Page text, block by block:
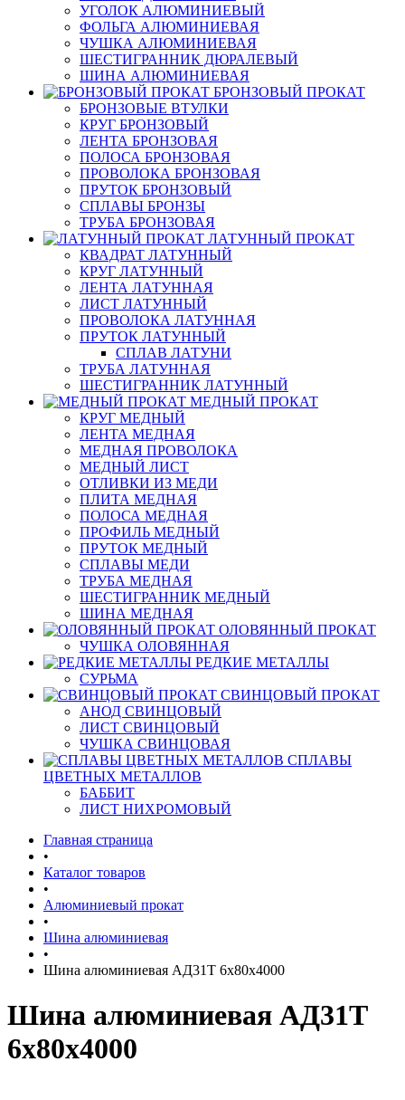
УГОЛОК АЛЮМИНИЕВЫЙ
ФОЛЬГА АЛЮМИНИЕВАЯ
ЧУШКА АЛЮМИНИЕВАЯ
ШЕСТИГРАННИК ДЮРАЛЕВЫЙ
ШИНА АЛЮМИНИЕВАЯ
БРОНЗОВЫЙ ПРОКАТ
БРОНЗОВЫЕ ВТУЛКИ
КРУГ БРОНЗОВЫЙ
ЛЕНТА БРОНЗОВАЯ
ПОЛОСА БРОНЗОВАЯ
ПРОВОЛОКА БРОНЗОВАЯ
ПРУТОК БРОНЗОВЫЙ
СПЛАВЫ БРОНЗЫ
ТРУБА БРОНЗОВАЯ
ЛАТУННЫЙ ПРОКАТ
КВАДРАТ ЛАТУННЫЙ
КРУГ ЛАТУННЫЙ
ЛЕНТА ЛАТУННАЯ
ЛИСТ ЛАТУННЫЙ
ПРОВОЛОКА ЛАТУННАЯ
ПРУТОК ЛАТУННЫЙ
СПЛАВ ЛАТУНИ
ТРУБА ЛАТУННАЯ
ШЕСТИГРАННИК ЛАТУННЫЙ
МЕДНЫЙ ПРОКАТ
КРУГ МЕДНЫЙ
ЛЕНТА МЕДНАЯ
МЕДНАЯ ПРОВОЛОКА
МЕДНЫЙ ЛИСТ
ОТЛИВКИ ИЗ МЕДИ
ПЛИТА МЕДНАЯ
ПОЛОСА МЕДНАЯ
ПРОФИЛЬ МЕДНЫЙ
ПРУТОК МЕДНЫЙ
СПЛАВЫ МЕДИ
ТРУБА МЕДНАЯ
ШЕСТИГРАННИК МЕДНЫЙ
ШИНА МЕДНАЯ
ОЛОВЯННЫЙ ПРОКАТ
ЧУШКА ОЛОВЯННАЯ
РЕДКИЕ МЕТАЛЛЫ
СУРЬМА
СВИНЦОВЫЙ ПРОКАТ
АНОД СВИНЦОВЫЙ
ЛИСТ СВИНЦОВЫЙ
ЧУШКА СВИНЦОВАЯ
СПЛАВЫ
ЦВЕТНЫХ МЕТАЛЛОВ
БАББИТ
ЛИСТ НИХРОМОВЫЙ
Главная страница
•
Каталог товаров
•
Алюминиевый прокат
•
Шина алюминиевая
•
Шина алюминиевая АД31Т 6х80х4000
Шина алюминиевая АД31Т
6х80х4000